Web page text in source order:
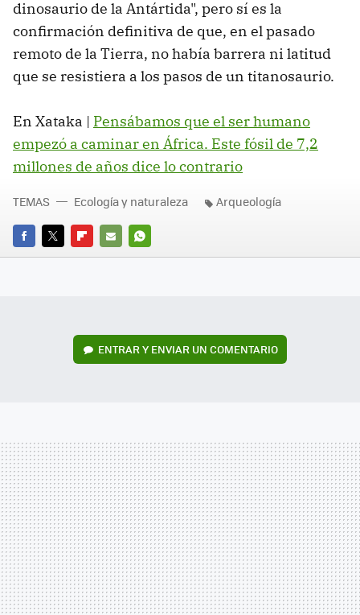
dinosaurio de la Antártida", pero sí es la
confirmación definitiva de que, en el pasado
remoto de la Tierra, no había barrera ni latitud
que se resistiera a los pasos de un titanosaurio.
En Xataka | Pensábamos que el ser humano
empezó a caminar en África. Este fósil de 7,2
millones de años dice lo contrario
FACEBOOK
TWITTERFLIPBOARD
E-
WHATSAPP
TEMAS Ecología y naturaleza Arqueología
ENTRAR Y ENVIAR UN COMENTARIO